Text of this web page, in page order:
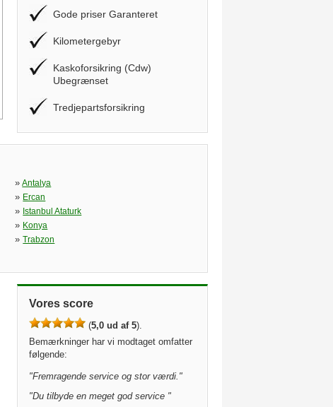
Gode priser Garanteret
Kilometergebyr
Kaskoforsikring (Cdw)
Ubegrænset
Tredjepartsforsikring
»Antalya
» Ercan
» Istanbul Ataturk
» Konya
»Trabzon
Vores score
(5,0 ud af 5).
Bemærkninger har vi modtaget omfatter
følgende:
"Fremragende service og stor værdi. "
"Du tilbyde en meget god service "